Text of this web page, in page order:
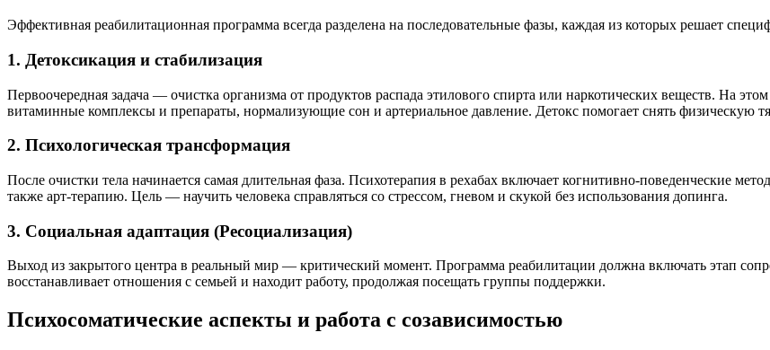
Эффективная реабилитационная программа всегда разделена на последовательные фазы, каждая из которых решает
1. Детоксикация и стабилизация
Первоочередная задача — очистка организма от продуктов распада этилового спирта или наркотических веществ. На
витаминные комплексы и препараты, нормализующие сон и артериальное давление. Детокс помогает снять физическую
2. Психологическая трансформация
После очистки тела начинается самая длительная фаза. Психотерапия в рехабах включает когнитивно-поведенческие
также арт-терапию. Цель — научить человека справляться со стрессом, гневом и скукой без использования допинга.
3. Социальная адаптация (Ресоциализация)
Выход из закрытого центра в реальный мир — критический момент. Программа реабилитации должна включать этап
восстанавливает отношения с семьей и находит работу, продолжая посещать группы поддержки.
Психосоматические аспекты и работа с созависимостью